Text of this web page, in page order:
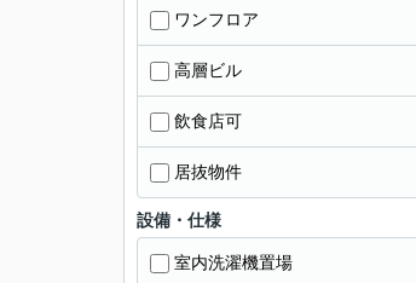
ワンフロア
高層ビル
飲食店可
居抜物件
設備・仕様
室内洗濯機置場